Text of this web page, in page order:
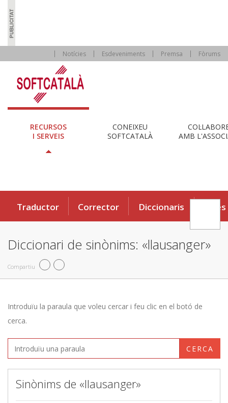
Notícies Esdeveniments Premsa Fòrums
RECURSOS
I SERVEIS
CONEIXEU
SOFTCATALÀ
AMB
Traductor Corrector Diccionaris Eines
Diccionari de sinònims: «llausanger»
Compartiu
Introduïu la paraula que voleu cercar i feu clic en el botó de
cerca.
CERCA
Sinònims de «llausanger»